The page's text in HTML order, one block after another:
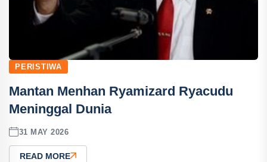
PERISTIWA
Mantan Menhan Ryamizard Ryacudu
Meninggal Dunia
31 MAY 2026
READ MORE